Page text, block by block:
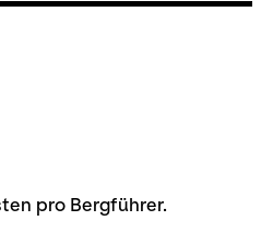
pro Bergführer.